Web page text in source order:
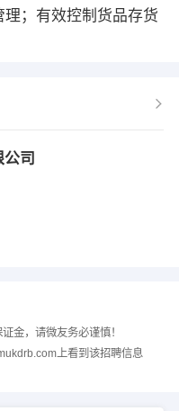
；有效控制货品存货
司
金，请微友务必谨慎！
上看到该招聘信息